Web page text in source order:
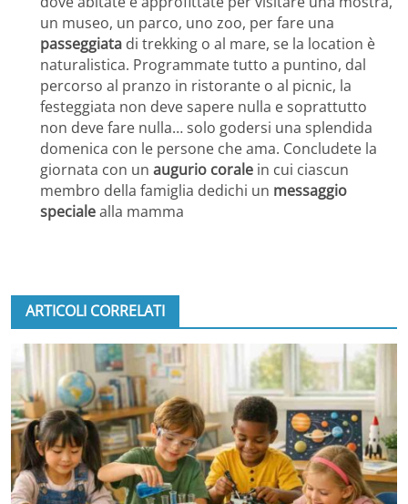
un museo, un parco, uno zoo, per fare una
passeggiata di trekking o al mare, se la location è
naturalistica. Programmate tutto a puntino, dal
percorso al pranzo in ristorante o al picnic, la
festeggiata non deve sapere nulla e soprattutto
non deve fare nulla… solo godersi una splendida
domenica con le persone che ama. Concludete la
giornata con un augurio corale in cui ciascun
membro della famiglia dedichi un messaggio
specialealla mamma
ARTICOLI CORRELATI